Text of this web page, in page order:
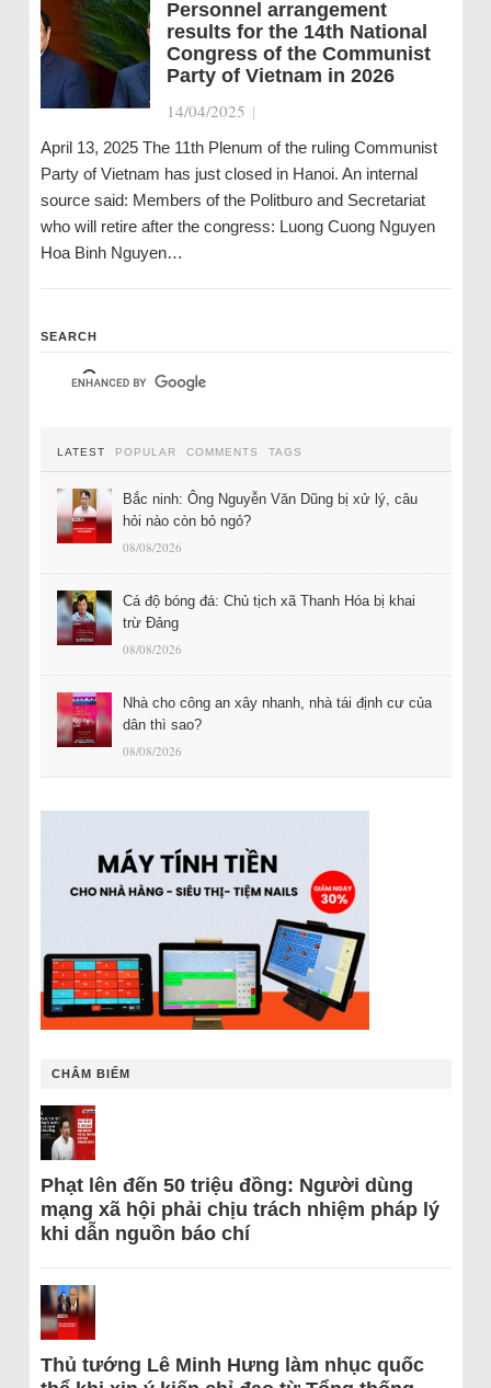
Personnel arrangement
results for the 14th National
Congress of the Communist
Party of Vietnam in 2026
14/04/2025 |
April 13, 2025 The 11th Plenum of the ruling Communist
Party of Vietnam has just closed in Hanoi. An internal
source said: Members of the Politburo and Secretariat
who will retire after the congress: Luong Cuong Nguyen
Hoa Binh Nguyen…
SEARCH
LATEST POPULAR COMMENTS TAGS
Bắc ninh: Ông Nguyễn Văn Dũng bị xử lý, câu
hỏi nào còn bỏ ngỏ?
08/08/2026
Cá độ bóng đá: Chủ tịch xã Thanh Hóa bị khai
trừ Đảng
08/08/2026
Nhà cho công an xây nhanh, nhà tái định cư của
dân thì sao?
08/08/2026
CHÂM BIẾM
Phạt lên đến 50 triệu đồng: Người dùng
mạng xã hội phải chịu trách nhiệm pháp lý
khi dẫn nguồn báo chí
Thủ tướng Lê Minh Hưng làm nhục quốc